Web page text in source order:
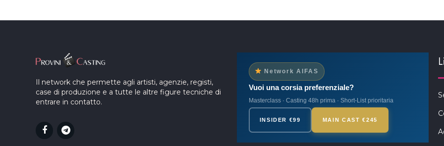
Il network che permette agli artisti, agenzie, registi,
case di produzione e a tutte le altre figure tecniche di
entrare in contatto.
Network AIFAS
Vuoi una corsia preferenziale?
Masterclass · Casting 48h prima · Short-List prioritaria
INSIDER €99 MAIN CAST €245